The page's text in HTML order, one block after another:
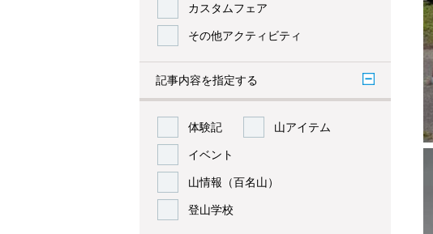
カスタムフェア
その他アクティビティ
記事内容を指定する
体験記 山アイテム
イベント
山情報（百名山）
登山学校